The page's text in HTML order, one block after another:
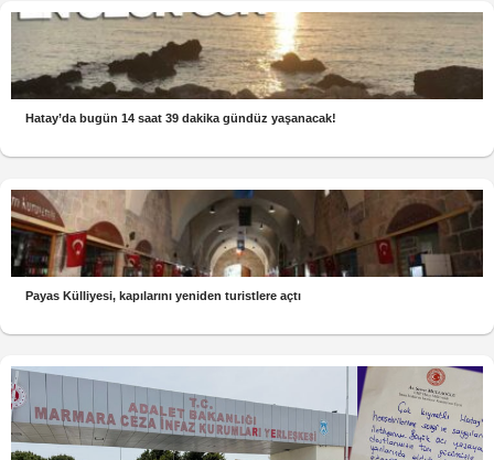
Hatay’da bugün 14 saat 39 dakika gündüz yaşanacak!
Payas Külliyesi, kapılarını yeniden turistlere açtı